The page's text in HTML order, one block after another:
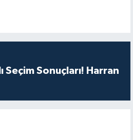
Seçim Sonuçları! Harran